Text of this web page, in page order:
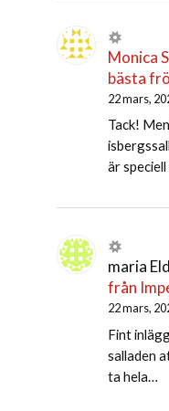
Monica
bästa
22 mars,
Tack!
är
maria Eld
från
22 mars,
Fint
salladen
ta hela…